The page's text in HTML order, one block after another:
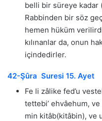
belli bir süreye
Rabbinden bir söz
hemen hüküm
kılınanlar da, onun
içindedirler.
42-Şûra Suresi 15. Ayet
Fe li zâlike fed’u
tettebi’ ehvâehum,
min kitâb(kitâbin), ve